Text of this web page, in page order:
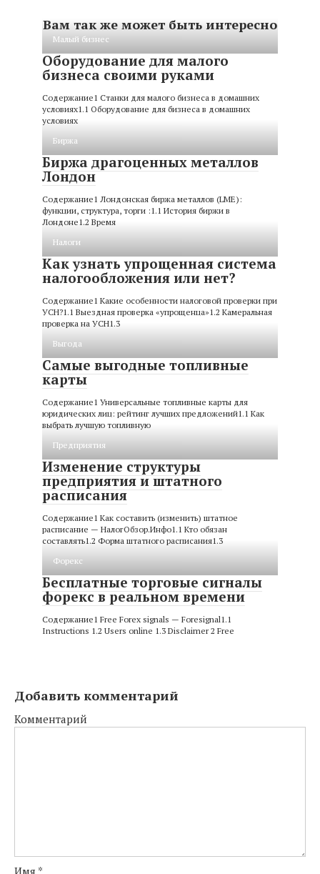
Вам так же может быть интересно
Малый бизнес
Оборудование для малого
бизнеса своими руками
Содержание1 Станки для малого бизнеса в домашних
условиях1.1 Оборудование для бизнеса в домашних
условиях
Биржа
Биржа драгоценных металлов
Лондон
Содержание1 Лондонская биржа металлов (LME):
функции, структура, торги :1.1 История биржи в
Лондоне1.2 Время
Налоги
Как узнать упрощенная система
налогообложения или нет?
Содержание1 Какие особенности налоговой проверки при
УСН?1.1 Выездная проверка «упрощенца»1.2 Камеральная
проверка на УСН1.3
Выгода
Самые выгодные топливные
карты
Содержание1 Универсальные топливные карты для
юридических лиц: рейтинг лучших предложений1.1 Как
выбрать лучшую топливную
Предприятия
Изменение структуры
предприятия и штатного
расписания
Содержание1 Как составить (изменить) штатное
расписание — НалогОбзор.Инфо1.1 Кто обязан
составлять1.2 Форма штатного расписания1.3
Форекс
Бесплатные торговые сигналы
форекс в реальном времени
Содержание1 Free Forex signals — Foresignal1.1
Instructions 1.2 Users online 1.3 Disclaimer 2 Free
Добавить комментарий
Комментарий
Имя *